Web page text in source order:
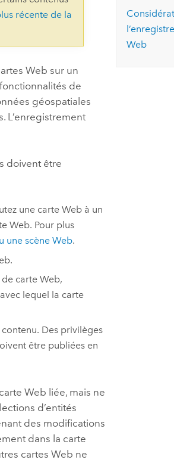
Découvrir ArcGIS Pro
Explorer
et
Lire le récit
récente de la
Web sur un
de
géospatiales
L’enregistrement
doivent être
une carte Web à un
Web. Pour plus
une scène Web.
carte Web,
lequel la carte
Des privilèges
être publiées en
Web liée, mais ne
d’entités
des modifications
dans la carte
cartes Web ne
Web